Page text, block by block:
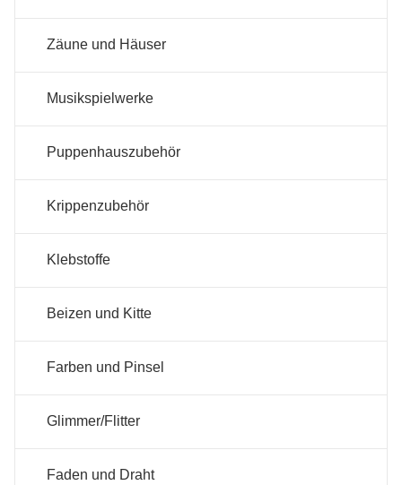
Zäune und Häuser
Musikspielwerke
Puppenhauszubehör
Krippenzubehör
Klebstoffe
Beizen und Kitte
Farben und Pinsel
Glimmer/Flitter
Faden und Draht